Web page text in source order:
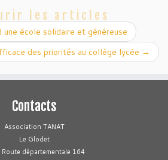
les articles
une école solidaire et généreuse
des priorités au collège lycée →
Contacts
Association TANAT
Le Glodet
départementale 164